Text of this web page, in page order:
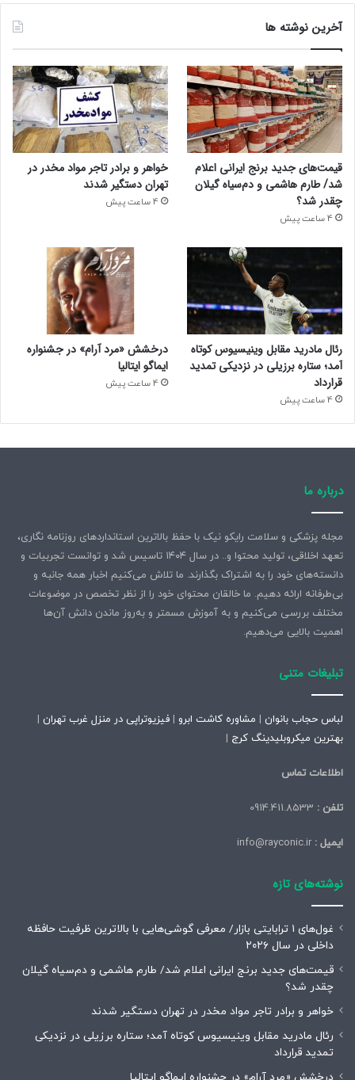
آخرین نوشته ها
قیمت‌های جدید برنج ایرانی اعلام
شد/ طارم هاشمی و دم‌سیاه گیلان
چقدر شد؟
4 ساعت پیش
خواهر و برادر تاجر مواد مخدر در
تهران دستگیر شدند
4 ساعت پیش
رئال مادرید مقابل وینیسیوس کوتاه
آمد؛ ستاره برزیلی در نزدیکی تمدید
قرارداد
4 ساعت پیش
درخشش «مرد آرام» در جشنواره
ایماگو ایتالیا
4 ساعت پیش
درباره ما
مجله پزشکی و سلامت رایکو نیک با حفظ بالاترین استانداردهای روزنامه نگاری،
تعهد اخلاقی، تولید محتوا و.. در سال ۱۴۰۴ تاسیس شد و توانست تجربیات و
دانسته‌های خود را به اشتراک بگذارند. ما تلاش می‌کنیم اخبار همه جانبه و
بی‌طرفانه ارائه دهیم. ما خالقان محتوای خود را از نظر تخصص در موضوعات
مختلف بررسی می‌کنیم و به آموزش مسمتر و به‌روز ماندن دانش آن‌ها
اهمیت بالایی می‌دهیم.
تبلیغات متنی
لباس حجاب بانوان مشاوره کاشت ابرو فیزیوتراپی در منزل غرب تهران
بهترین میکروبلیدینگ کرج
اطلاعات تماس
تلفن :
ایمیل :
نوشته‌های تازه
غول‌های ۱ ترابایتی بازار/ معرفی گوشی‌هایی با بالاترین ظرفیت حافظه
داخلی در سال ۲۰۲۶
قیمت‌های جدید برنج ایرانی اعلام شد/ طارم هاشمی و دم‌سیاه گیلان
چقدر شد؟
خواهر و برادر تاجر مواد مخدر در تهران دستگیر شدند
رئال مادرید مقابل وینیسیوس کوتاه آمد؛ ستاره برزیلی در نزدیکی
تمدید قرارداد